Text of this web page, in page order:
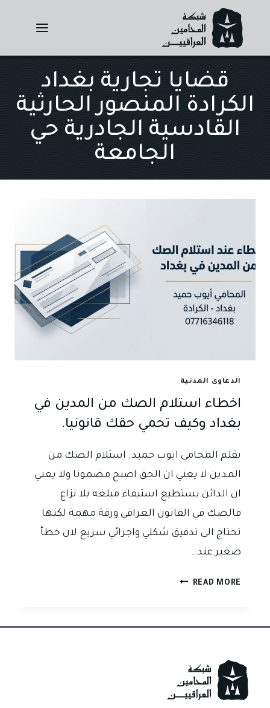
content
قضايا تجارية بغداد
الكرادة المنصور الحارثية
القادسية الجادرية حي
الجامعة
الدعاوى المدنية
اخطاء استلام الصك من المدين في
بغداد وكيف تحمي حقك قانونيا.
بقلم المحامي ايوب حميد. استلام الصك من
المدين لا يعني ان الحق اصبح مضمونا ولا يعني
ان الدائن يستطيع استيفاء مبلغه بلا نزاع
فالصك في القانون العراقي ورقة مهمة لكنها
تحتاج الى تدقيق شكلي واجرائي سريع لان خطأ
صغير عند…
READ MORE اخطاء
من
بغداد
وكيف
تحمي